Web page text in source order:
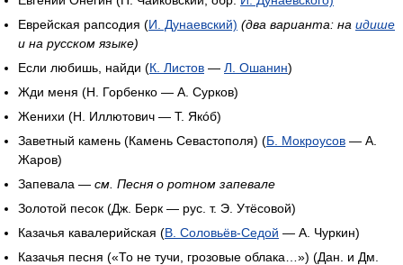
Еврейская рапсодия (И. Дунаевский) (два варианта: на идише
и на русском языке)
Если любишь, найди (К. Листов — Л. Ошанин)
Жди меня (Н. Горбенко — А. Сурков)
Женихи (Н. Иллютович — Т. Якóб)
Заветный камень (Камень Севастополя) (Б. Мокроусов — А.
Жаров)
Запевала — см. Песня о ротном запевале
Золотой песок (Дж. Берк — рус. т. Э. Утёсовой)
Казачья кавалерийская (В. Соловьёв-Седой — А. Чуркин)
Казачья песня («То не тучи, грозовые облака…») (Дан. и Дм.